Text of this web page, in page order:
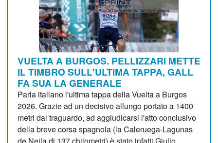
VUELTA A BURGOS. PELLIZZARI METTE
IL TIMBRO SULL'ULTIMA TAPPA, GALL
FA SUA LA GENERALE
Parla italiano l'ultima tappa della Vuelta a Burgos
2026. Grazie ad un decisivo allungo portato a 1400
metri dal traguardo, ad aggiudicarsi l'atto conclusivo
della breve corsa spagnola (la Caleruega-Lagunas
de Neila di 137 chilometri) è stato infatti Giulio